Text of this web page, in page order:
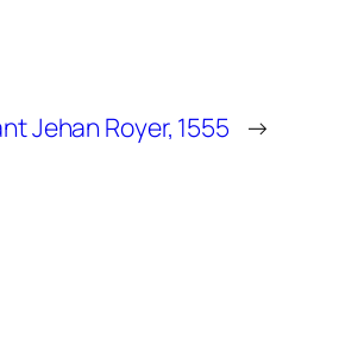
Jehan Royer, 1555 →